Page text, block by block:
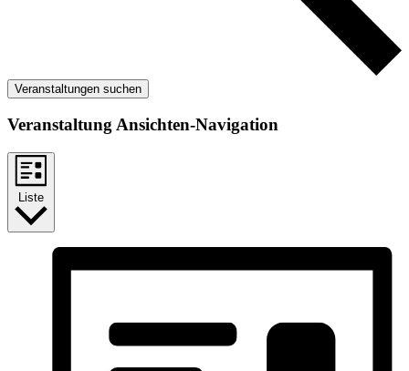
Veranstaltungen suchen
Veranstaltung Ansichten-Navigation
Liste